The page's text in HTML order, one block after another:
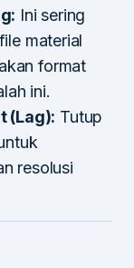
Ini sering
material
format
ini.
(Lag): Tutup
resolusi